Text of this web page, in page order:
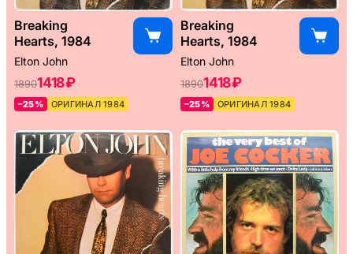
Breaking
Hearts, 1984
Elton John
18901418 ₽
–25% ОРИГИНАЛ 1984
Breaking
Hearts, 1984
Elton John
18901418 ₽
–25% ОРИГИНАЛ 1984